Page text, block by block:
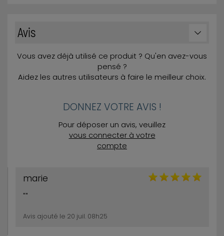
Avis
Vous avez déjà utilisé ce produit ? Qu'en avez-vous
pensé ?
Aidez les autres utilisateurs à faire le meilleur choix.
DONNEZ VOTRE AVIS !
Pour déposer un avis, veuillez
vous connecter à votre
compte
marie
""
Avis ajouté le 20 juil. 08h25